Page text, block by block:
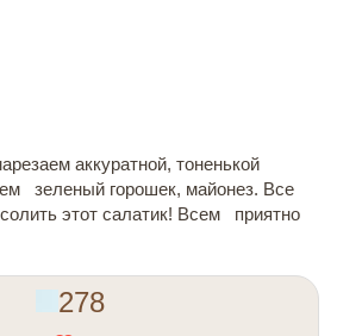
аккуратной, тоненькой
зеленый горошек, майонез. Все
этот салатик! Всем приятно
278